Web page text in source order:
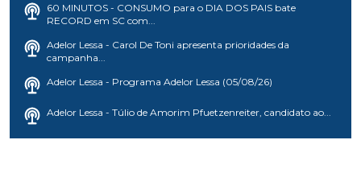
60 MINUTOS - CONSUMO para o DIA DOS PAIS bate
RECORD em SC com...
Adelor Lessa - Carol De Toni apresenta prioridades da
campanha...
Adelor Lessa - Programa Adelor Lessa (05/08/26)
Adelor Lessa - Túlio de Amorim Pfuetzenreiter, candidato ao...